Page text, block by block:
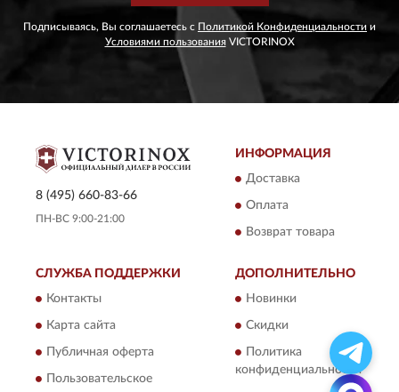
Подписываясь, Вы соглашаетесь с Политикой Конфиденциальности и
Условиями пользованияVICTORINOX
8 (495) 660-83-66
ПН-ВС 9:00-21:00
ИНФОРМАЦИЯ
Доставка
Оплата
Возврат товара
СЛУЖБА ПОДДЕРЖКИ
Контакты
Карта сайта
Публичная оферта
Пользовательское
ДОПОЛНИТЕЛЬНО
Новинки
Скидки
Политика
конфиденциальности